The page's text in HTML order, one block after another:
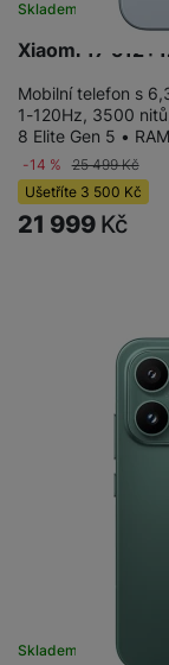
Xiaomi 17
Skladem na 3
Mobilní telefon s
1-120Hz, 3500
8 Elite Gen 5 •
-14 % 25 499Kč
Ušetříte 3 500 Kč
21 999 Kč
Skladem na prodejně